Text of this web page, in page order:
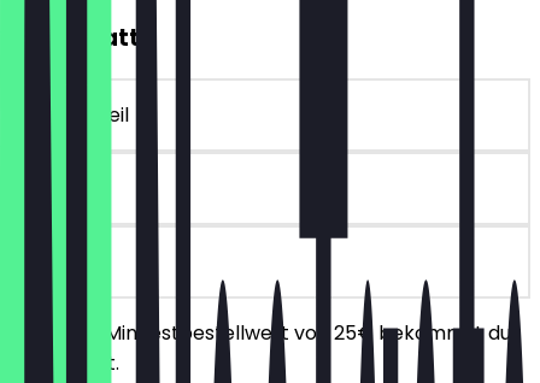
10€ Rabatt
~€ 10 Vorteil
90 Tage
vor Ort
Ab einem Mindestbestellwert von 25€ bekommst du
10€ Rabatt.